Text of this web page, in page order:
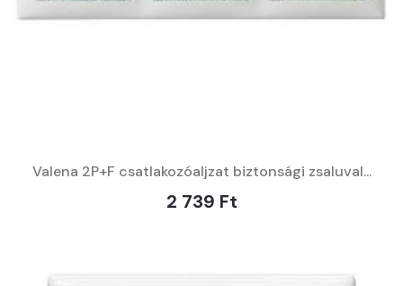
Valena 2P+F csatlakozóaljzat biztonsági zsaluval...
2 739 Ft